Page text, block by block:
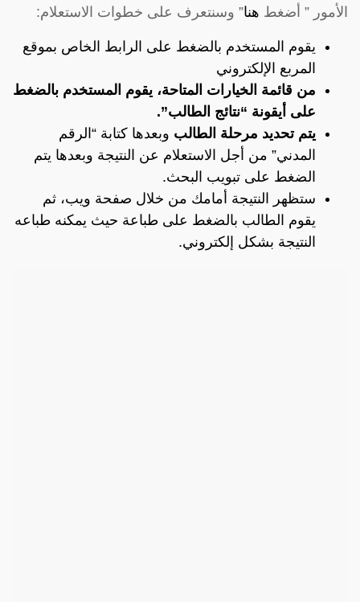
الأمور ” أضغط هنا” وسنتعرف على خطوات الاستعلام:
يقوم المستخدم بالضغط على الرابط الخاص بموقع
المربع الإلكتروني
من قائمة الخيارات المتاحة، يقوم المستخدم بالضغط
على أيقونة “نتائج الطالب”.
يتم تحديد مرحلة الطالب وبعدها كتابة “الرقم
المدني” من أجل الاستعلام عن النتيجة وبعدها يتم
الضغط على تبويب البحث.
ستظهر النتيجة أمامك من خلال صفحة ويب، ثم
يقوم الطالب بالضغط على طباعة حيث يمكنه طباعه
النتيجة بشكل إلكتروني.